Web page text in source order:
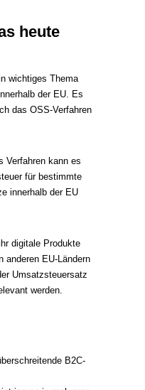
heute
wichtiges Thema
der EU. Es
das OSS-Verfahren
Verfahren kann es
für bestimmte
innerhalb der EU
digitale Produkte
anderen EU-Ländern
Umsatzsteuersatz
werden.
B2C-